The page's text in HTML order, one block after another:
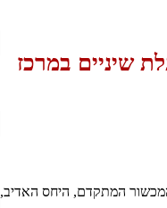
שיניים במרכז
המתקדם, היחס האדיב,